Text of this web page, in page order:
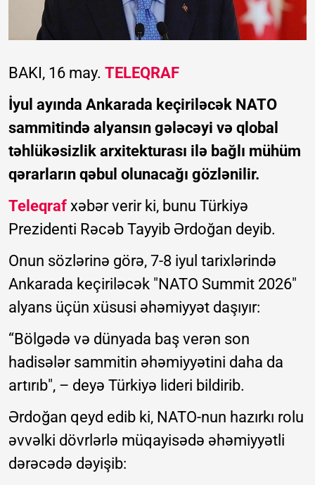
BAKI, 16 may. TELEQRAF
İyul ayında Ankarada keçiriləcək NATO
sammitində alyansın gələcəyi və qlobal
təhlükəsizlik arxitekturası ilə bağlı mühüm
qərarların qəbul olunacağı gözlənilir.
Teleqraf xəbər verir ki, bunu Türkiyə
Prezidenti Rəcəb Tayyib Ərdoğan deyib.
Onun sözlərinə görə, 7-8 iyul tarixlərində
Ankarada keçiriləcək "NATO Summit 2026"
alyans üçün xüsusi əhəmiyyət daşıyır:
“Bölgədə və dünyada baş verən son
hadisələr sammitin əhəmiyyətini daha da
artırıb", – deyə Türkiyə lideri bildirib.
Ərdoğan qeyd edib ki, NATO-nun hazırkı rolu
əvvəlki dövrlərlə müqayisədə əhəmiyyətli
dərəcədə dəyişib: